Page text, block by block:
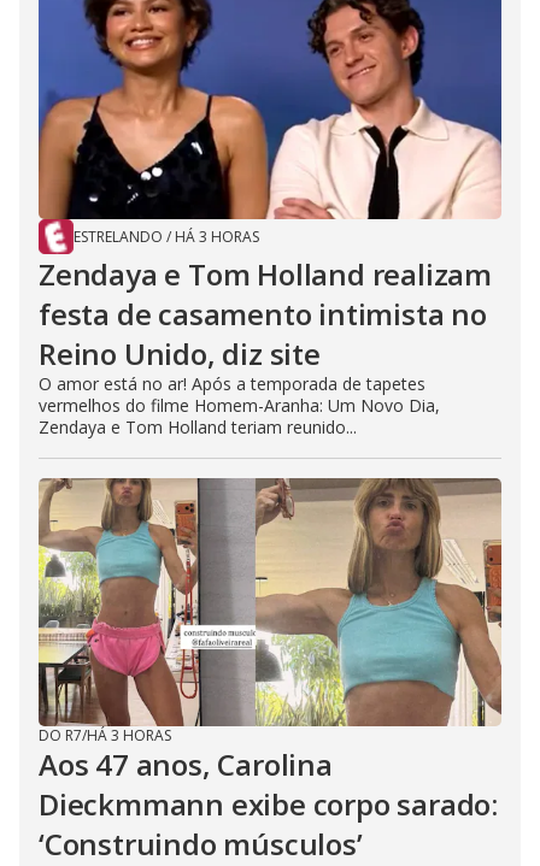
ESTRELANDO / HÁ 3 HORAS
Zendaya e Tom Holland realizam
festa de casamento intimista no
Reino Unido, diz site
O amor está no ar! Após a temporada de tapetes
vermelhos do filme Homem-Aranha: Um Novo Dia,
Zendaya e Tom Holland teriam reunido...
DO R7/HÁ 3 HORAS
Aos 47 anos, Carolina
Dieckmmann exibe corpo sarado:
‘Construindo músculos’